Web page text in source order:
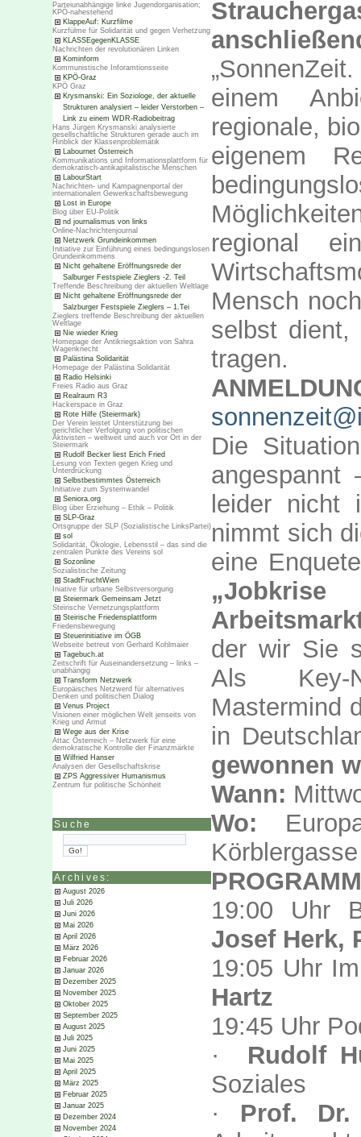
Parteiunabhängige linke Jugendorganisation;
KPÖ-nahestehend
KlappeAuf: Kurzfilme
Kurzfülme für Solidarität und gegen Verhetzung
KLASSEgegenKLASSE
Nachrichten der revolutionären Linken
Kominform
Kommunistische Inforamtionsseite
KPÖ-Graz
KPÖ Graz
Krysmanski: Ein Soziologe, der aktuelle
Strukturen analysiert – leider Verstorben –
Link zu einem WDR-Radiobeitrag
Hans Jürgen Krysmanski analysierte
gesellschaftliche Strukturen gerade auch im
Hinblick der Klassenproblematik
Labournet Österreich
Kommunikations und Informationsplattform für
demokratisch-antikapitalistische Menschen
LabourStart
Nachrichten- und Kampagnenportal der
internationalen Gewerkschaftsbewegung
Lost in Europe
Blog über EU-Politik
nd journalismus von links
Online-Nachrichtenjournal
Netzwerk Grundeinkommen
Initiative zur Einführung eines bedingungslosen
Grundeinkommens
Nicht gehaltene Eröffnungsrede der
Salburger Festspiele Zieglers -2. Teil
Treffende Beschreibung der aktuellen Weltlage
Nicht gehaltene Eröffnungsrede der
Salzburger Festspiele Zieglers – 1.Tei
Zieglers treffende Beschreibung der aktuellen
Weltlage
Nie wieder Krieg
Homepage der Antikriegsaktion von Sahra
Wagenknecht
Palästina Solidarität
Homepage der Palästina Solidarität
Radio Helsinki
Freies Radio aus Graz
Realraum R3
Hackerspace in Graz
Rote Hilfe (Steiermark)
Der Verein leistet Unterstützung bei
gerichtlicher Verfolgung von politischen
Aktivisten – weltweit und auch vor Ort in der
Steiermark
Rudolf Becker liest Erich Fried
Lesung von Texten gegen Krieg und
Unterdrückung
Selbstbestimmtes Österreich
Initiative zum Systemwandel
Seniora.org
Blog über Erziehung – Ethik – Politik
SLP-Graz
Ortsgruppe der SLP (Sozialistische LinksPartei)
sol
Solidarität, Ökologie, Lebensstil – das sind die
zentralen Punkte des Vereins sol
Sozonline
Sozialistische Zeitung
StadtFruchtWien
Iniative für urbane Selbstversorgung
Steiermark Gemeinsam Jetzt
Steirische Vernetzungsplattform
Steirische Friedensplattform
Friedensbewegung
Steuerinitiative im ÖGB
Webseite betreut von Gerhard Kohlmaier
Tagebuch.at
Zeitschrift für Auseinandersetzung – links –
unabhängig
Transform Netzwerk
Europäisches Netzwerd für alternatives
Denken und politischen Dialog
Venus Project
Visionen einer möglichen Welt jenseits von
Krieg und Armut
Wege aus der Krise
Attac Österreich – Netzwerk für eine
demokratische Kontrolle der Finanzmärkte
Wilfried Hanser
Analysen der Gesellschaftskrise
ZPS Aggressiver Humanismus
Zentrum für politische Schönheit
Suche
Archives:
August 2026
Juli 2026
Juni 2026
Mai 2026
April 2026
März 2026
Februar 2026
Januar 2026
Dezember 2025
November 2025
Oktober 2025
September 2025
August 2025
Juli 2025
Juni 2025
Mai 2025
April 2025
März 2025
Februar 2025
Januar 2025
Dezember 2024
November 2024
einem
regionale,
eigenem
regional
Mensch
selbst dient,
tragen.
Die
angespannt
leider nicht
nimmt sich
eine
der wir Sie
Als Key-
Mastermind
in
gewonnen
Wann:
Wo:
PROGRAMM
19:00 Uhr
Josef Herk,
19:05 Uhr
Hartz
19:45 Uhr
· Rudolf
Soziales
· Prof.